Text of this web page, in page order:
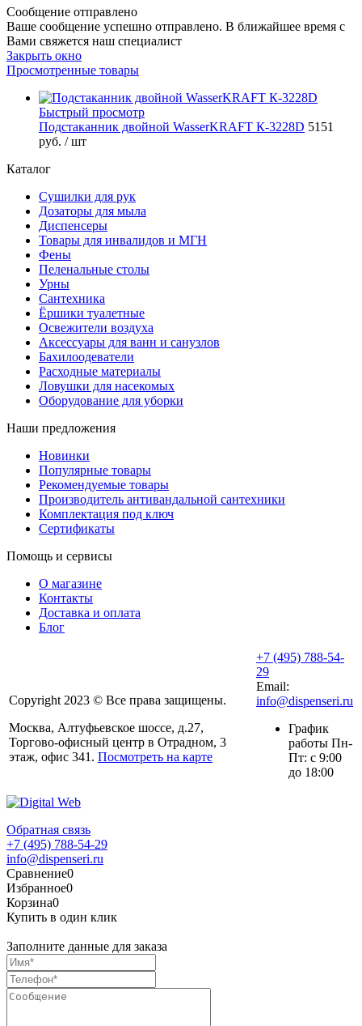
Сообщение отправлено
Ваше сообщение успешно отправлено. В ближайшее время с
Вами свяжется наш специалист
Закрыть окно
Просмотренные товары
Быстрый просмотр
Подстаканник двойной WasserKRAFT К-3228D 5151
руб. / шт
Каталог
Сушилки для рук
Дозаторы для мыла
Диспенсеры
Товары для инвалидов и МГН
Фены
Пеленальные столы
Урны
Сантехника
Ёршики туалетные
Освежители воздуха
Аксессуары для ванн и санузлов
Бахилоодеватели
Расходные материалы
Ловушки для насекомых
Оборудование для уборки
Наши предложения
Новинки
Популярные товары
Рекомендуемые товары
Производитель антивандальной сантехники
Комплектация под ключ
Сертификаты
Помощь и сервисы
О магазине
Контакты
Доставка и оплата
Блог
Copyright 2023 © Все права защищены.
Москва, Алтуфьевское шоссе, д.27,
Торгово-офисный центр в Отрадном, 3
этаж, офис 341. Посмотреть на карте
+7 (495) 788-54-
29
Email:
info@dispenseri.ru
График
работы Пн-
Пт: с 9:00
до 18:00
Обратная связь
+7 (495) 788-54-29
info@dispenseri.ru
Сравнение0
Избранное0
Корзина0
Купить в один клик
Заполните данные для заказа